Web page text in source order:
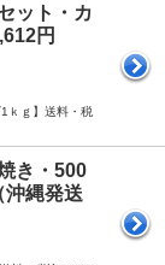
ット・カ
円
ｋｇ】送料・税
き・500
沖縄発送